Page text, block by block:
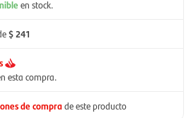
en stock.
$ 241
esta compra.
de comprade este producto